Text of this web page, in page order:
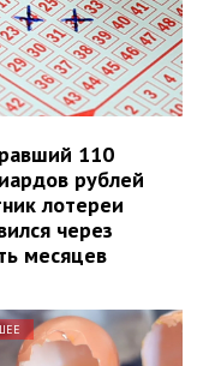
110
рублей
лотереи
через
месяцев